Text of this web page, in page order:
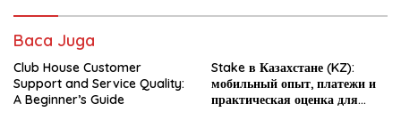
Baca Juga
Club House Customer
Support and Service Quality:
A Beginner’s Guide
Stake в Казахстане (KZ):
мобильный опыт, платежи и
практическая оценка для